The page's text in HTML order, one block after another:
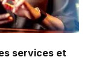
services et